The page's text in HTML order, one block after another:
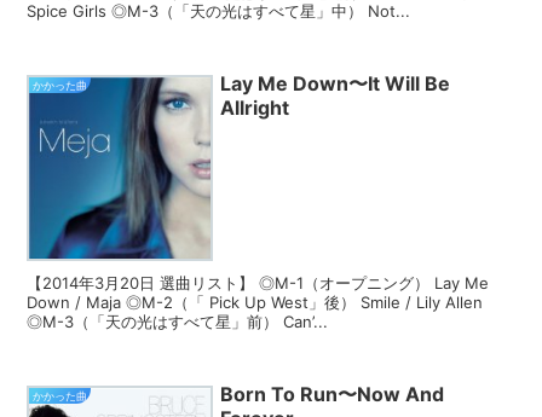
Spice Girls ◎M-3（「天の光はすべて星」中） Not...
かかった曲
Lay Me Down〜It Will Be
Allright
【2014年3月20日 選曲リスト】 ◎M-1（オープニング） Lay Me
Down / Maja ◎M-2（「 Pick Up West」後） Smile / Lily Allen
◎M-3（「天の光はすべて星」前） Can’...
かかった曲
Born To Run〜Now And